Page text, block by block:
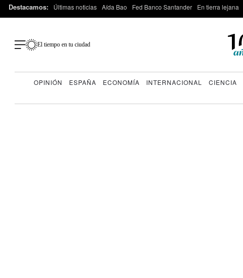
Destacamos: Últimas noticias Aída Bao Fed Banco Santander En tierra lejana
El tiempo en tu ciudad
OPINIÓN ESPAÑA ECONOMÍA INTERNACIONAL CIENCIA